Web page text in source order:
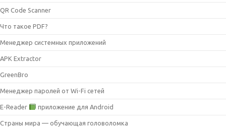
QR Code Scanner
Что такое PDF?
Менеджер системных приложений
APK Extractor
GreenBro
Менеджер паролей от Wi-Fi сетей
E-Reader приложение для Android
Страны мира — обучающая головоломка